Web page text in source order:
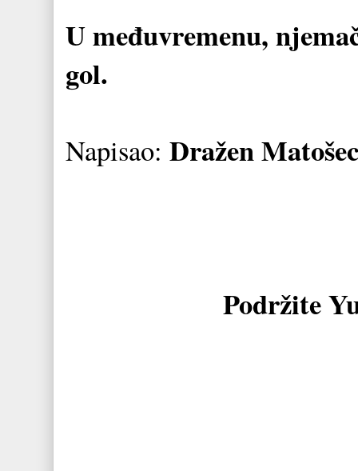
U međuvremenu,
gol.
Napisao: Dražen Matošec
Podržite